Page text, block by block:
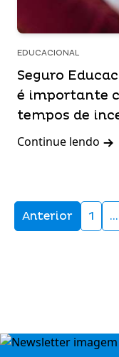
EDUCACIONAL
Seguro
é importante
tempos de
Continue lendo
Anterior 1 …